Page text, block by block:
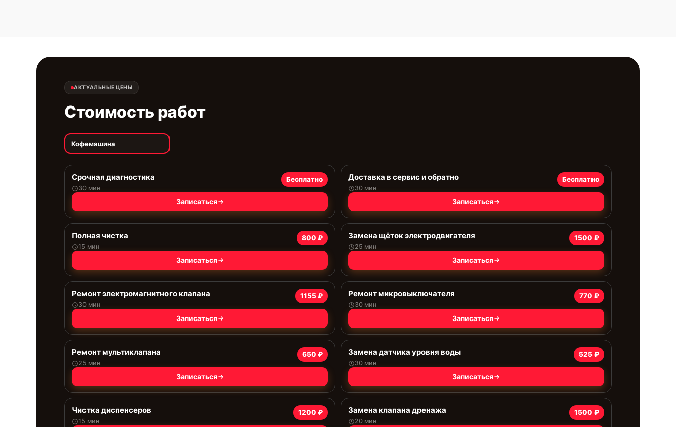
АКТУАЛЬНЫЕ ЦЕНЫ
Стоимость работ
Кофемашина
Срочная диагностика
30 мин
Бесплатно
Записаться
Доставка в сервис и обратно
30 мин
Бесплатно
Записаться
Полная чистка
15 мин
800 ₽
Записаться
Замена щёток электродвигателя
25 мин
1500 ₽
Записаться
Ремонт электромагнитного клапана
30 мин
1155 ₽
Записаться
Ремонт микровыключателя
30 мин
770 ₽
Записаться
Ремонт мультиклапана
25 мин
650 ₽
Записаться
Замена датчика уровня воды
30 мин
525 ₽
Записаться
Чистка диспенсеров
15 мин
1200 ₽ Замена клапана дренажа
20 мин
1500 ₽